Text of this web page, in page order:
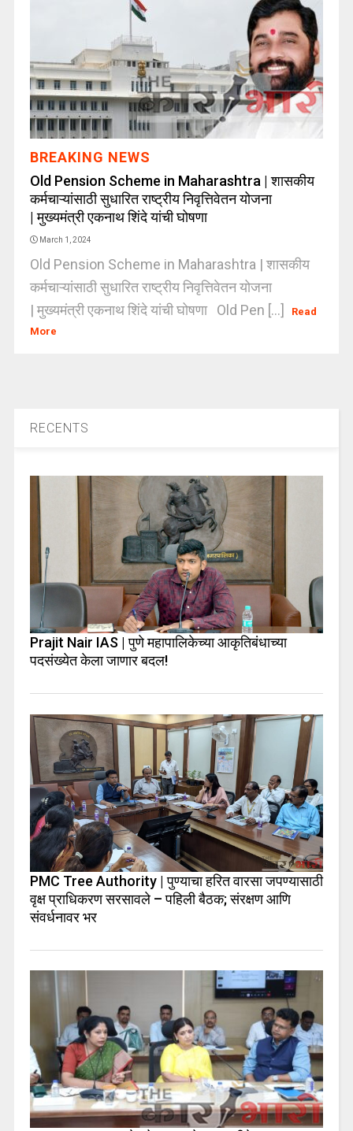
BREAKING NEWS
Old Pension Scheme in Maharashtra | शासकीय
कर्मचाऱ्यांसाठी सुधारित राष्ट्रीय निवृत्तिवेतन योजना
| मुख्यमंत्री एकनाथ शिंदे यांची घोषणा
March 1, 2024
Old Pension Scheme in Maharashtra | शासकीय
कर्मचाऱ्यांसाठी सुधारित राष्ट्रीय निवृत्तिवेतन योजना
| मुख्यमंत्री एकनाथ शिंदे यांची घोषणा Old Pen [...]
Read
More
RECENTS
Prajit Nair IAS | पुणे महापालिकेच्या आकृतिबंधाच्या
पदसंख्येत केला जाणार बदल!
PMC Tree Authority | पुण्याचा हरित वारसा जपण्यासाठी
वृक्ष प्राधिकरण सरसावले – पहिली बैठक; संरक्षण आणि
संवर्धनावर भर